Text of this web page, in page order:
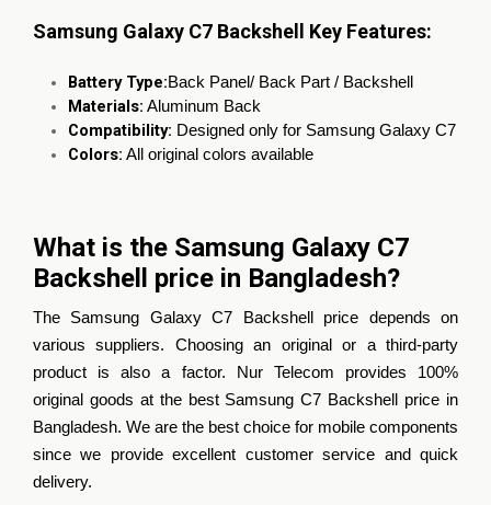
Samsung Galaxy C7 Backshell Key Features:
Battery Type:Back Panel/ Back Part / Backshell
Materials: Aluminum Back
Compatibility: Designed only for Samsung Galaxy C7
Colors: All original colors available
What is the Samsung Galaxy C7
Backshell price in Bangladesh?
The Samsung Galaxy C7 Backshell price depends on
various suppliers. Choosing an original or a third-party
product is also a factor. Nur Telecom provides 100%
original goods at the best Samsung C7 Backshell price in
Bangladesh. We are the best choice for mobile components
since we provide excellent customer service and quick
delivery.